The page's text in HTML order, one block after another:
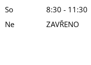
So
8:30 - 11:30
Ne
ZAVŘENO